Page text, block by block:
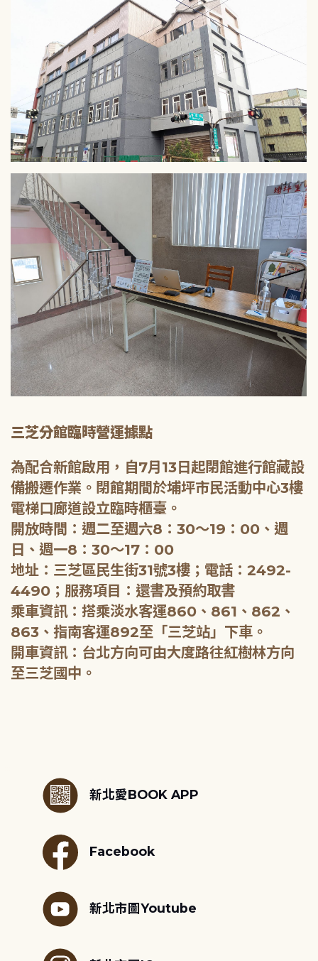
三芝分館臨時營運據點
為配合新館啟用，自7月13日起閉館進行館藏設
備搬遷作業。閉館期間於埔坪市民活動中心3樓
電梯口廊道設立臨時櫃臺。
開放時間：週二至週六8：30～19：00、週
日、週一8：30～17：00
地址：三芝區民生街31號3樓；電話：2492-
4490；服務項目：還書及預約取書
乘車資訊：搭乘淡水客運860、861、862、
863、指南客運892至「三芝站」下車。
開車資訊：台北方向可由大度路往紅樹林方向
至三芝國中。
新北愛BOOK APP
Facebook
新北市圖Youtube